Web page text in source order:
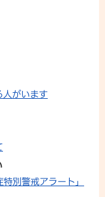
人がいます
別警戒アラート」